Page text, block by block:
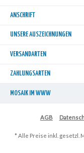
ANSCHRIFT
UNSERE AUSZEICHNUNGEN
VERSANDARTEN
ZAHLUNGSARTEN
MOSAIK IM WWW
AGB
* Alle Preise inkl. gesetzl.